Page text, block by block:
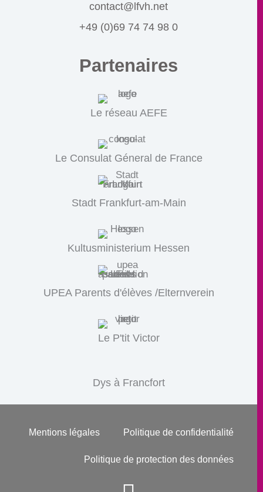
contact@lfvh.net
+49 (0)69 74 74 98 0
Partenaires
Le réseau AEFE
Le Consulat Géneral de France
Stadt Frankfurt-am-Main
Kultusministerium Hessen
UPEA Parents d'élèves /Elternverein
Le P'tit Victor
Dys à Francfort
Mentions légales Politique de confidentialité
Politique de protection des données